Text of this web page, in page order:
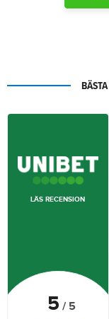
5 / 5
LÄS RECENSION